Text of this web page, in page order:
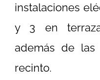
instalaciones
y 3 en
además de
recinto.